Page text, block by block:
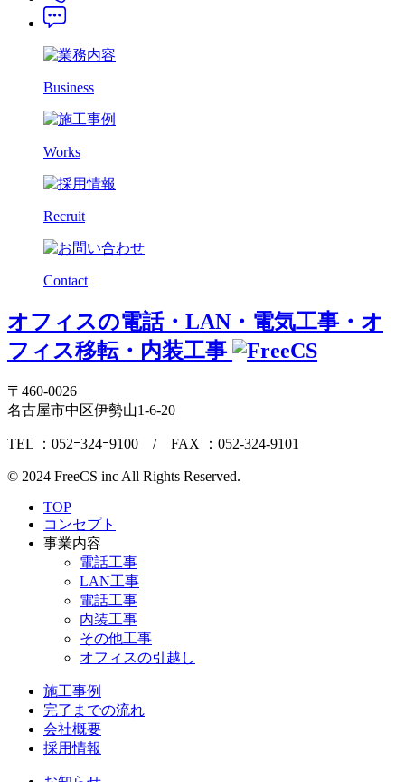
Business
Works
Recruit
Contact
オフィスの電話・LAN・電気工事・オ
フィス移転・内装工事
〒460-0026
名古屋市中区伊勢山1-6-20
TEL ：052ｰ324ｰ9100 / FAX ：052-324-9101
© 2024 FreeCS inc All Rights Reserved.
TOP
コンセプト
事業内容
電話工事
LAN工事
電話工事
内装工事
その他工事
オフィスの引越し
施工事例
完了までの流れ
会社概要
採用情報